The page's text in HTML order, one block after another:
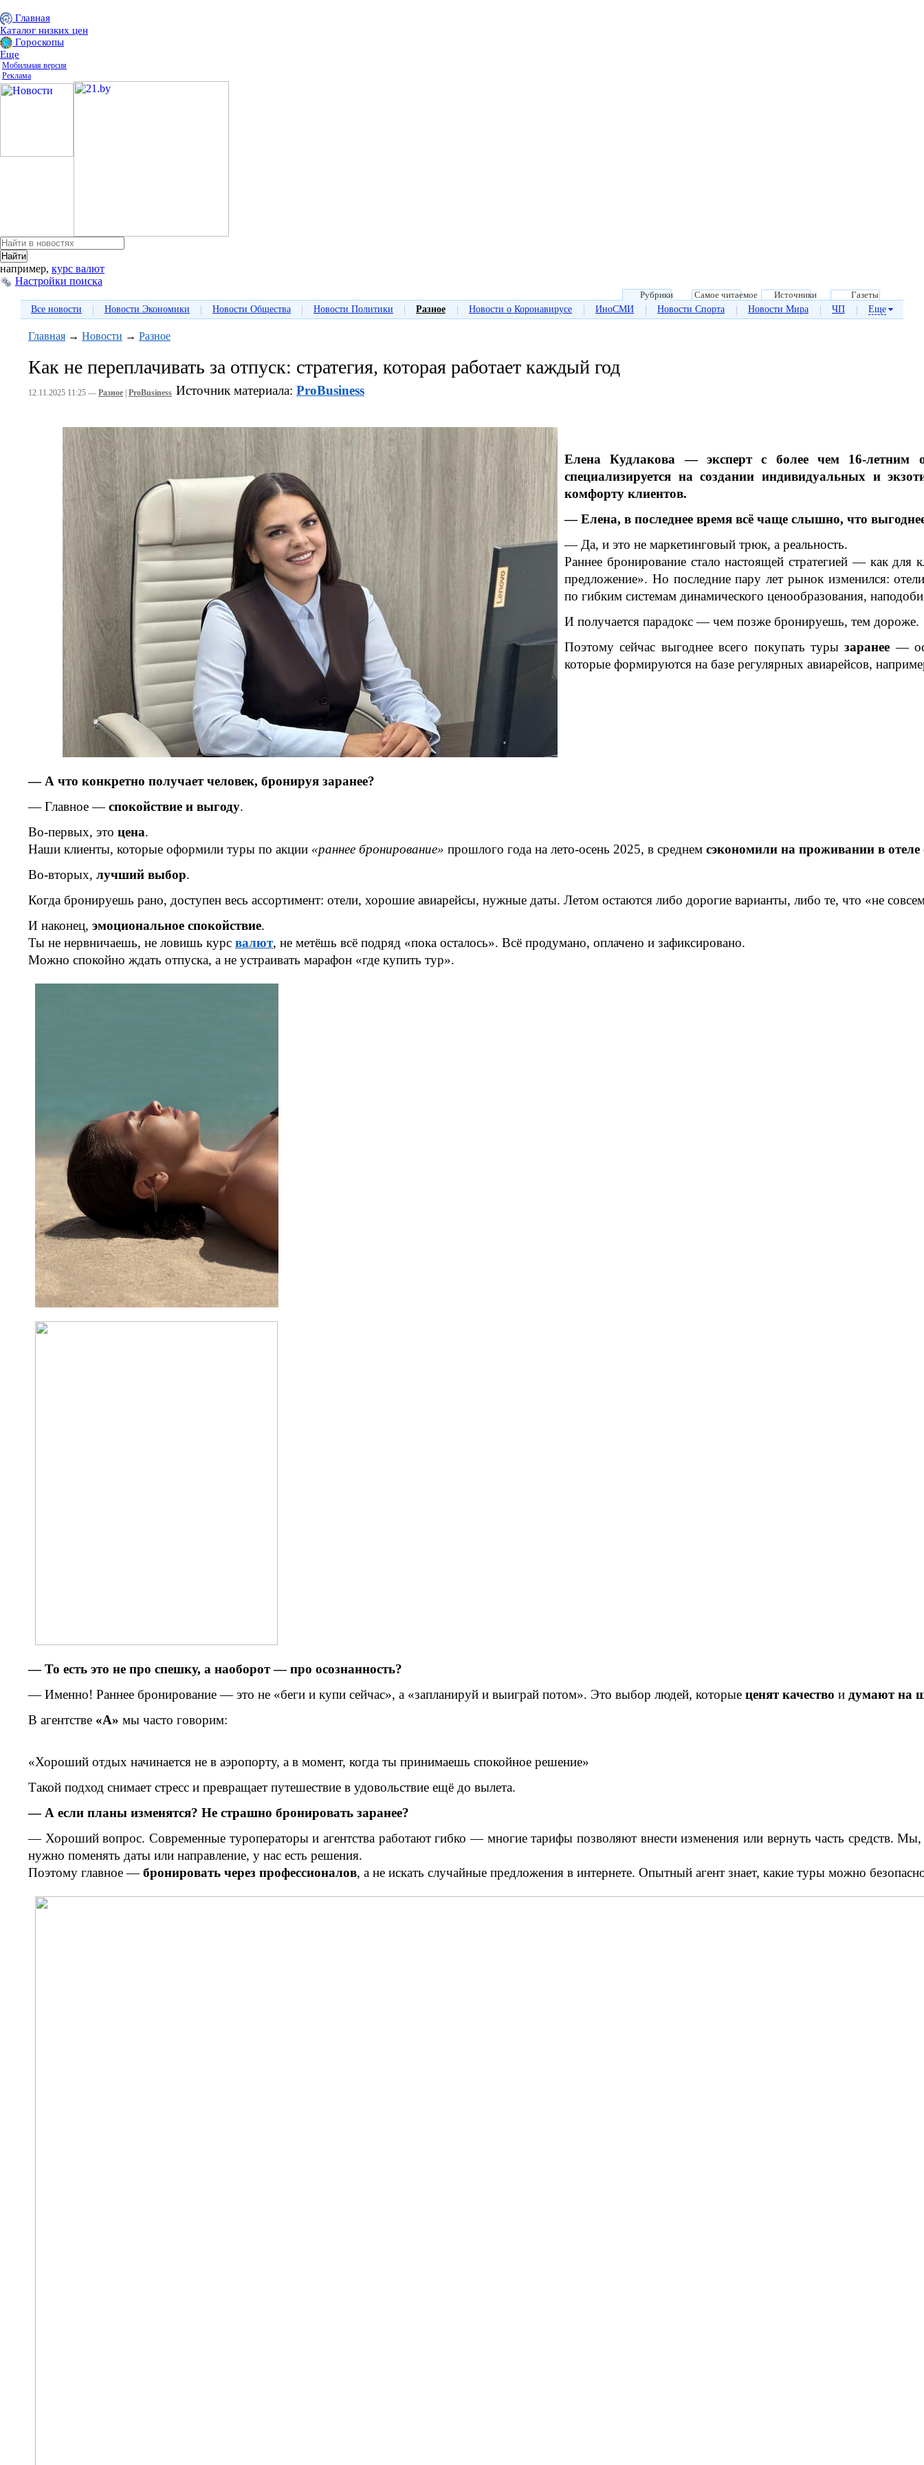
Главная
Каталог низких цен
Гороскопы
Еще
Мобильная версия
Реклама
например, курс валют
Настройки поиска
Газеты
Источники
Самое читаемое
Рубрики
Все новости | Новости Экономики | Новости Общества | Новости Политики | Разное | Новости о Коронавирусе | ИноСМИ | Новости Спорта | Новости Мира | ЧП | Еще
Главная → Новости → Разное
Как не переплачивать за отпуск: стратегия, которая работает каждый год
12.11.2025 11:25 — Разное ProBusiness Источник материала: ProBusiness
Елена Кудлакова — эксперт с более чем 16-летним
специализируется на создании индивидуальных и
комфорту клиентов.
— Елена, в последнее время всё чаще слышно, что
— Да, и это не маркетинговый трюк, а реальность.
Раннее бронирование стало настоящей стратегией — как
предложение». Но последние пару лет рынок изменился:
по гибким системам динамического ценообразования,
И получается парадокс — чем позже бронируешь, тем дороже.
Поэтому сейчас выгоднее всего покупать турызаранее —
которые формируются на базе регулярных авиарейсов,
— А что конкретно получает человек, бронируя заранее?
— Главное —спокойствие и выгоду.
Во-первых, это цена.
Наши клиенты, которые оформили туры по акции «раннее бронирование» прошлого года на лето-осень 2025, в среднем сэкономили на проживании в отеле
Во-вторых, лучший выбор.
Когда бронируешь рано, доступен весь ассортимент: отели, хорошие авиарейсы, нужные даты. Летом остаются либо дорогие варианты, либо те, что «не
И наконец, эмоциональное спокойствие.
Ты не нервничаешь, не ловишь курс валют, не метёшь всё подряд «пока осталось». Всё продумано, оплачено и зафиксировано.
Можно спокойно ждать отпуска, а не устраивать марафон «где купить тур».
— То есть это не про спешку, а наоборот — про осознанность?
— Именно! Раннее бронирование — это не «беги и купи сейчас», а «запланируй и выиграй потом». Это выбор людей, которые ценят качество и думают на
В агентстве «А» мы часто говорим:
«Хороший отдых начинается не в аэропорту, а в момент, когда ты принимаешь спокойное решение»
Такой подход снимает стресс и превращает путешествие в удовольствие ещё до вылета.
— А если планы изменятся? Не страшно бронировать заранее?
— Хороший вопрос. Современные туроператоры и агентства работают гибко — многие тарифы позволяют внести изменения или вернуть часть средств. Мы,
нужно поменять даты или направление, у нас есть решения.
Поэтому главное —бронировать через профессионалов, а не искать случайные предложения в интернете. Опытный агент знает, какие туры можно